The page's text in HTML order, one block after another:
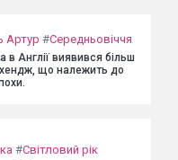
Артур #Середньовіччя
в Англії виявився більш
що належить до
#Світловий рік